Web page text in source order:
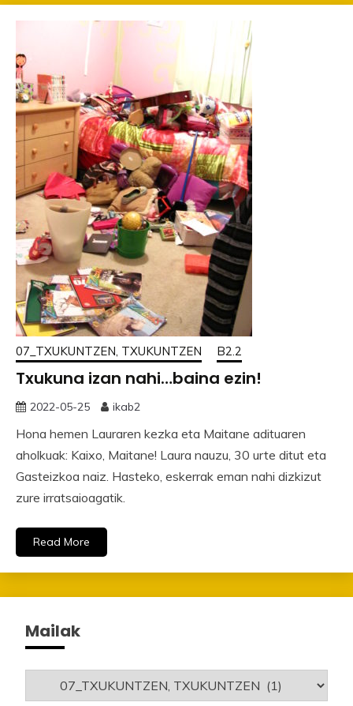
07_TXUKUNTZEN, TXUKUNTZEN B2.2
Txukuna izan nahi…baina ezin!
2022-05-25 ikab2
Hona hemen Lauraren kezka eta Maitane adituaren
aholkuak: Kaixo, Maitane! Laura nauzu, 30 urte ditut eta
Gasteizkoa naiz. Hasteko, eskerrak eman nahi dizkizut
zure irratsaioagatik.
Read More
Mailak